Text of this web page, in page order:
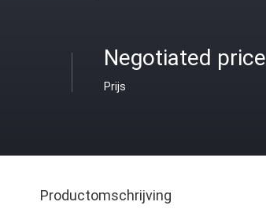
Negotiated price
Prijs
Productomschrijving